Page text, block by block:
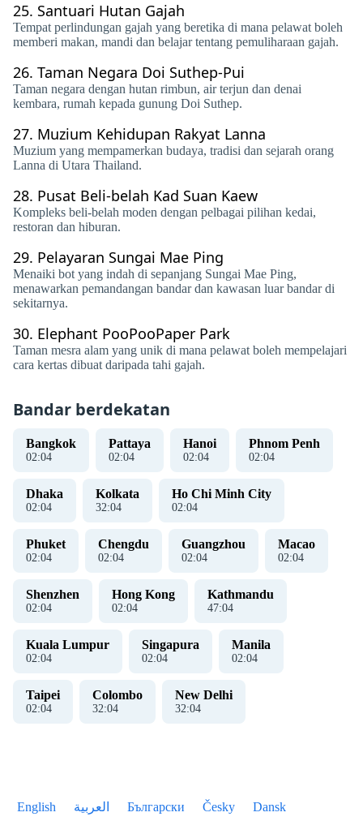
25. Santuari Hutan Gajah
Tempat perlindungan gajah yang beretika di mana pelawat boleh
memberi makan, mandi dan belajar tentang pemuliharaan gajah.
26. Taman Negara Doi Suthep-Pui
Taman negara dengan hutan rimbun, air terjun dan denai
kembara, rumah kepada gunung Doi Suthep.
27. Muzium Kehidupan Rakyat Lanna
Muzium yang mempamerkan budaya, tradisi dan sejarah orang
Lanna di Utara Thailand.
28. Pusat Beli-belah Kad Suan Kaew
Kompleks beli-belah moden dengan pelbagai pilihan kedai,
restoran dan hiburan.
29. Pelayaran Sungai Mae Ping
Menaiki bot yang indah di sepanjang Sungai Mae Ping,
menawarkan pemandangan bandar dan kawasan luar bandar di
sekitarnya.
30. Elephant PooPooPaper Park
Taman mesra alam yang unik di mana pelawat boleh mempelajari
cara kertas dibuat daripada tahi gajah.
Bandar berdekatan
Bangkok
02:04
Pattaya
02:04
Hanoi
02:04
Phnom Penh
02:04
Dhaka
02:04
Kolkata
32:04
Ho Chi Minh City
02:04
Phuket
02:04
Chengdu
02:04
Guangzhou
02:04
Macao
02:04
Shenzhen
02:04
Hong Kong
02:04
Kathmandu
47:04
Kuala Lumpur
02:04
Singapura
02:04
Manila
02:04
Taipei
02:04
Colombo
32:04
New Delhi
32:04
English العربية Български Česky Dansk